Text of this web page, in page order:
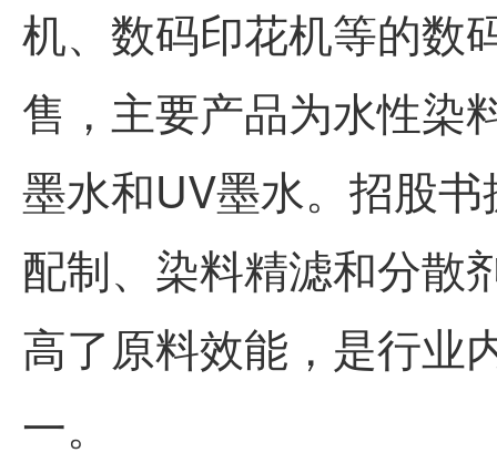
机、数码印花机等的数
售，主要产品为水性染
墨水和UV墨水。招股
配制、染料精滤和分散
高了原料效能，是行业
一。